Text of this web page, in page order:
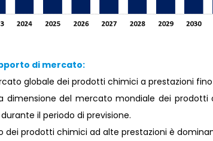
di mercato:
globale dei prodotti chimici a prestazioni fino
dimensione del mercato mondiale dei
il periodo di previsione.
dei prodotti chimici ad alte prestazioni è